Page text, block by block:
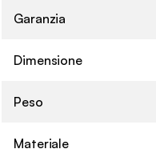
Garanzia
Dimensione
Peso
Materiale